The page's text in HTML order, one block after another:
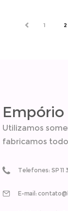
PREV1 2
Empório
Utilizamos
fabricamos
Telefones: SP 11
E-mail: